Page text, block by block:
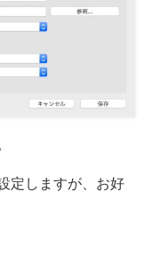
定しますが、お好